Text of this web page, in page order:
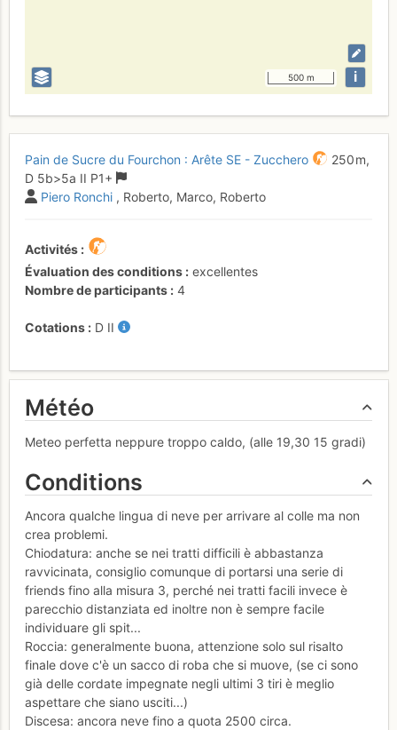
500 m i
Pain de Sucre du Fourchon : Arête SE - Zucchero
250 m,
D 5b>5a II P1+
Piero Ronchi , Roberto, Marco, Roberto
Activités
Évaluation des conditions
excellentes
Nombre de participants
4
Cotations D II
Météo
Meteo perfetta neppure troppo caldo, (alle 19,30 15 gradi)
Conditions
Ancora qualche lingua di neve per arrivare al colle ma non
crea problemi.
Chiodatura: anche se nei tratti difficili è abbastanza
ravvicinata, consiglio comunque di portarsi una serie di
friends fino alla misura 3, perché nei tratti facili invece è
parecchio distanziata ed inoltre non è sempre facile
individuare gli spit...
Roccia: generalmente buona, attenzione solo sul risalto
finale dove c'è un sacco di roba che si muove, (se ci sono
già delle cordate impegnate negli ultimi 3 tiri è meglio
aspettare che siano usciti...)
Discesa: ancora neve fino a quota 2500 circa.